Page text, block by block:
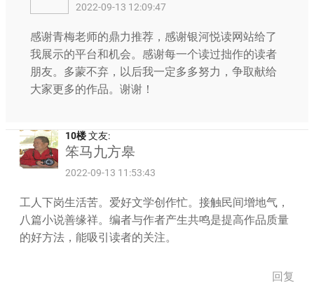
2022-09-13 12:09:47
感谢青梅老师的鼎力推荐，感谢银河悦读网站给了
我展示的平台和机会。感谢每一个读过拙作的读者
朋友。多蒙不弃，以后我一定多多努力，争取献给
大家更多的作品。谢谢！
10楼文友:
笨马九方皋
2022-09-13 11:53:43
工人下岗生活苦。爱好文学创作忙。接触民间增地气，
八篇小说善缘祥。编者与作者产生共鸣是提高作品质量
的好方法，能吸引读者的关注。
回复